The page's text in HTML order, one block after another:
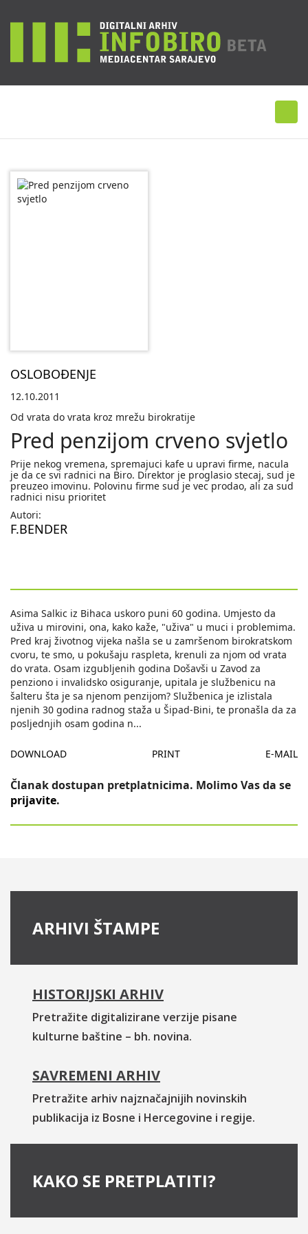
OSLOBOĐENJE
12.10.2011
Od vrata do vrata kroz mrežu birokratije
Pred penzijom crveno svjetlo
Prije nekog vremena, spremajuci kafe u upravi firme, nacula
je da ce svi radnici na Biro. Direktor je proglasio stecaj, sud je
preuzeo imovinu. Polovinu firme sud je vec prodao, ali za sud
radnici nisu prioritet
Autori:
F.BENDER
Asima Salkic iz Bihaca uskoro puni 60 godina. Umjesto da
uživa u mirovini, ona, kako kaže, "uživa" u muci i problemima.
Pred kraj životnog vijeka našla se u zamršenom birokratskom
cvoru, te smo, u pokušaju raspleta, krenuli za njom od vrata
do vrata. Osam izgubljenih godina Došavši u Zavod za
penziono i invalidsko osiguranje, upitala je službenicu na
šalteru šta je sa njenom penzijom? Službenica je izlistala
njenih 30 godina radnog staža u Šipad-Bini, te pronašla da za
posljednjih osam godina n...
DOWNLOAD PRINT E-MAIL
Članak dostupan pretplatnicima. Molimo Vas da se
prijavite.
ARHIVI ŠTAMPE
HISTORIJSKI ARHIV
Pretražite digitalizirane verzije pisane
kulturne baštine – bh. novina.
SAVREMENI ARHIV
Pretražite arhiv najznačajnijih novinskih
publikacija iz Bosne i Hercegovine i regije.
KAKO SE PRETPLATITI?